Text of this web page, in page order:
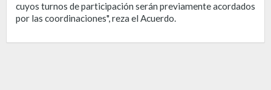
cuyos turnos de participación serán previamente acordados
por las coordinaciones", reza el Acuerdo.